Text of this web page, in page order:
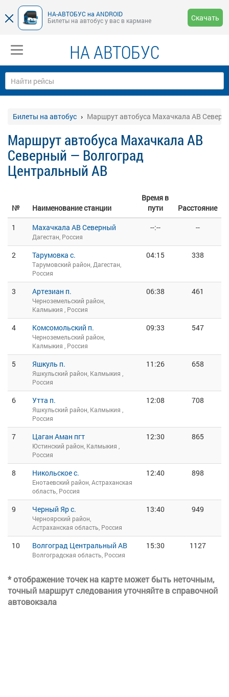
НА-АВТОБУС на ANDROID
Билеты на автобус у вас в кармане
Скачать
НА АВТОБУС
Билеты на автобус Маршрут автобуса Махачкала АВ
Маршрут автобуса Махачкала АВ
Северный — Волгоград
Центральный АВ
№ Наименование станции
Время в
пути
Расстояние
1
Махачкала АВ Северный
Дагестан, Россия
--:-- --
2 Тарумовка с.
Тарумовский район, Дагестан,
Россия
04:15 338
3 Артезиан п.
Черноземельский район,
Калмыкия , Россия
06:38 461
4 Комсомольский п.
Черноземельский район,
Калмыкия , Россия
09:33 547
5 Яшкуль п.
Яшкульский район, Калмыкия ,
Россия
11:26 658
6 Утта п.
Яшкульский район, Калмыкия ,
Россия
12:08 708
7 Цаган Аман пгт
Юстинский район, Калмыкия ,
Россия
12:30 865
8 Никольское с.
Енотаевский район, Астраханская
область, Россия
12:40 898
9 Черный Яр с.
Черноярский район,
Астраханская область, Россия
13:40 949
10 Волгоград Центральный АВ
Волгоградская область, Россия
15:30 1127
* отображение точек на карте может быть неточным,
точный маршрут следования уточняйте в справочной
автовокзала